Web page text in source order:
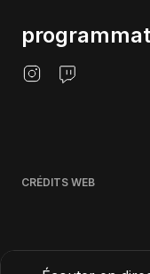
CRÉDITS WEB